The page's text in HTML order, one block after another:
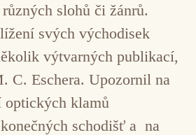
slohů či žánrů.
svých východisek
výtvarných publikací,
C. Eschera. Upozornil na
optických klamů
schodišť a na